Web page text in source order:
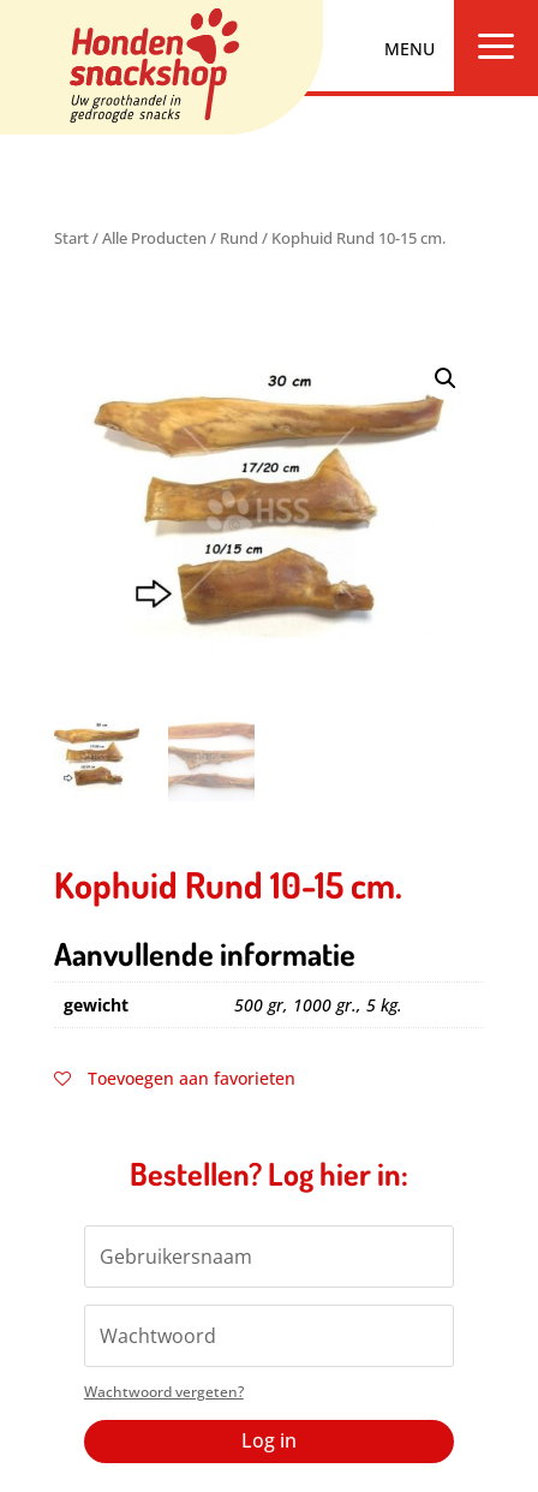
a
Start/Alle Producten / Rund / Kophuid Rund 10-15 cm.
Kophuid Rund 10-15 cm.
Aanvullende informatie
gewicht 500 gr, 1000 gr., 5 kg.
Toevoegen aan favorieten
Bestellen? Log hier in:
Wachtwoord vergeten?
Log in